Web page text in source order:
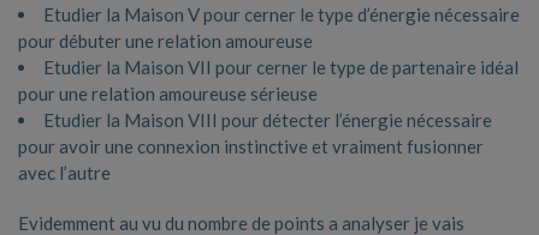
Etudier la Maison V pour cerner le type d’énergie nécessaire
pour débuter une relation amoureuse
Etudier la Maison VII pour cerner le type de partenaire idéal
pour une relation amoureuse sérieuse
Etudier la Maison VIII pour détecter l’énergie nécessaire
pour avoir une connexion instinctive et vraiment fusionner
avec l’autre
Evidemment au vu du nombre de points a analyser je vais